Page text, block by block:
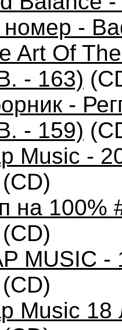
-
Art Of
- 163)
-
- 159)
Music -
(CD)
на 100%
(CD)
MUSIC
(CD)
Music